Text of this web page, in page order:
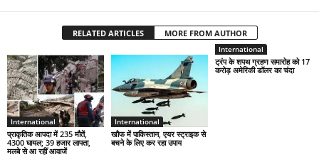
RELATED ARTICLES MORE FROM AUTHOR
International
प्राकृतिक आपदा में 235 मौतें,
4300 घायल; 39 हजार लापता,
मलबे से आ रहीं आवाजें
International
खौफ में पाकिस्तान, एयर स्ट्राइक से
बचने के लिए कर रहा उपाय
International
ट्रंप के शपथ ग्रहण समारोह को 17
करोड़ अमेरिकी डॉलर का चंदा